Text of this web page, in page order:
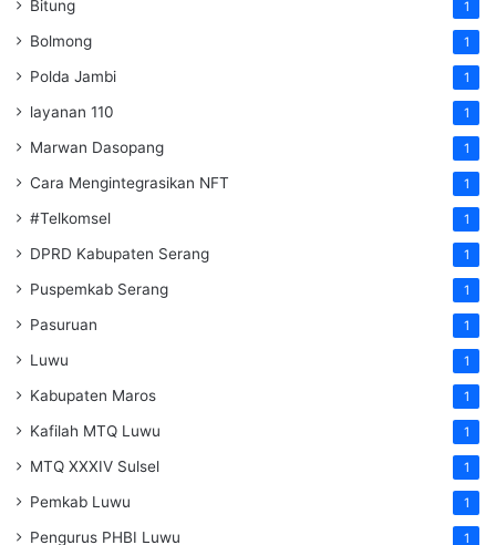
Bitung 1
Bolmong 1
Polda Jambi 1
layanan 110 1
Marwan Dasopang 1
Cara Mengintegrasikan NFT 1
#Telkomsel 1
DPRD Kabupaten Serang 1
Puspemkab Serang 1
Pasuruan 1
Luwu 1
Kabupaten Maros 1
Kafilah MTQ Luwu 1
MTQ XXXIV Sulsel 1
Pemkab Luwu 1
Pengurus PHBI Luwu 1